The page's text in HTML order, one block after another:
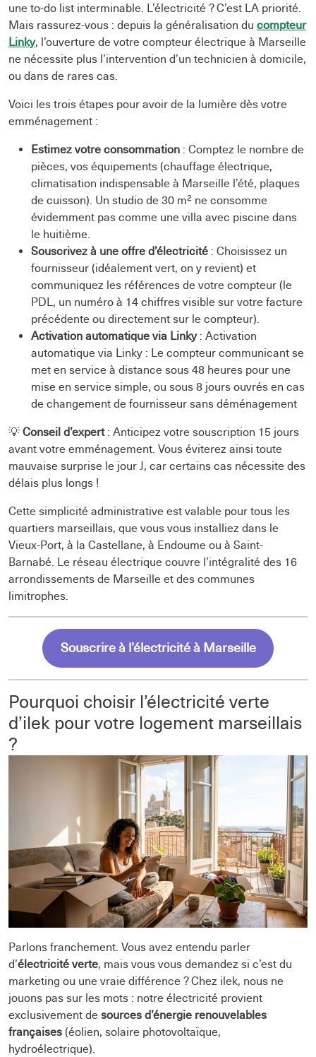
une to-do list interminable. L’électricité ? C’est LA priorité.
Mais rassurez-vous : depuis la généralisation du compteur
Linky, l’ouverture de votre compteur électrique à Marseille
ne nécessite plus l’intervention d’un technicien à domicile,
ou dans de rares cas.
Voici les trois étapes pour avoir de la lumière dès votre
emménagement :
Estimez votre consommation : Comptez le nombre de
pièces, vos équipements (chauffage électrique,
climatisation indispensable à Marseille l’été, plaques
de cuisson). Un studio de 30 m² ne consomme
évidemment pas comme une villa avec piscine dans
le huitième.
Souscrivez à une offre d’électricité : Choisissez un
fournisseur (idéalement vert, on y revient) et
communiquez les références de votre compteur (le
PDL, un numéro à 14 chiffres visible sur votre facture
précédente ou directement sur le compteur).
Activation automatique via Linky: Activation
automatique via Linky : Le compteur communicant se
met en service à distance sous 48 heures pour une
mise en service simple, ou sous 8 jours ouvrés en cas
de changement de fournisseur sans déménagement
💡 Conseil d’expert: Anticipez votre souscription 15 jours
avant votre emménagement. Vous éviterez ainsi toute
mauvaise surprise le jour J, car certains cas nécessite des
délais plus longs !
Cette simplicité administrative est valable pour tous les
quartiers marseillais, que vous vous installiez dans le
Vieux-Port, à la Castellane, à Endoume ou à Saint-
Barnabé. Le réseau électrique couvre l’intégralité des 16
arrondissements de Marseille et des communes
limitrophes.
Souscrire à l’électricité à Marseille
Pourquoi choisir l’électricité verte
d’ilek pour votre logement marseillais
?
Parlons franchement. Vous avez entendu parler
d’électricité verte, mais vous vous demandez si c’est du
marketing ou une vraie différence ? Chez ilek, nous ne
jouons pas sur les mots : notre électricité provient
exclusivement de sources d’énergie renouvelables
françaises (éolien, solaire photovoltaïque,
hydroélectrique).